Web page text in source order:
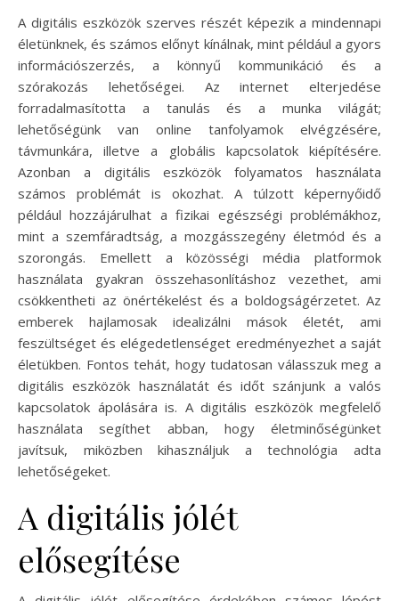
A digitális eszközök szerves részét képezik a mindennapi
életünknek, és számos előnyt kínálnak, mint például a gyors
információszerzés, a könnyű kommunikáció és a
szórakozás lehetőségei. Az internet elterjedése
forradalmasította a tanulás és a munka világát;
lehetőségünk van online tanfolyamok elvégzésére,
távmunkára, illetve a globális kapcsolatok kiépítésére.
Azonban a digitális eszközök folyamatos használata
számos problémát is okozhat. A túlzott képernyőidő
például hozzájárulhat a fizikai egészségi problémákhoz,
mint a szemfáradtság, a mozgásszegény életmód és a
szorongás. Emellett a közösségi média platformok
használata gyakran összehasonlításhoz vezethet, ami
csökkentheti az önértékelést és a boldogságérzetet. Az
emberek hajlamosak idealizálni mások életét, ami
feszültséget és elégedetlenséget eredményezhet a saját
életükben. Fontos tehát, hogy tudatosan válasszuk meg a
digitális eszközök használatát és időt szánjunk a valós
kapcsolatok ápolására is. A digitális eszközök megfelelő
használata segíthet abban, hogy életminőségünket
javítsuk, miközben kihasználjuk a technológia adta
lehetőségeket.
A digitális jólét
elősegítése